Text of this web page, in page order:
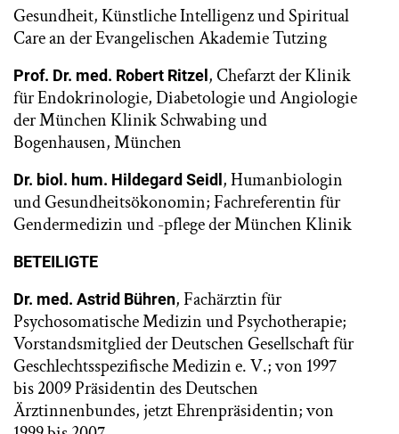
Gesundheit, Künstliche Intelligenz und Spiritual
Care an der Evangelischen Akademie Tutzing
Prof. Dr. med. Robert Ritzel , Chefarzt der Klinik
für Endokrinologie, Diabetologie und Angiologie
der München Klinik Schwabing und
Bogenhausen, München
Dr. biol. hum. Hildegard Seidl , Humanbiologin
und Gesundheitsökonomin; Fachreferentin für
Gendermedizin und -pflege der München Klinik
BETEILIGTE
Dr. med. Astrid Bühren, Fachärztin für
Psychosomatische Medizin und Psychotherapie;
Vorstandsmitglied der Deutschen Gesellschaft für
Geschlechtsspezifische Medizin e. V.; von 1997
bis 2009 Präsidentin des Deutschen
Ärztinnenbundes, jetzt Ehrenpräsidentin; von